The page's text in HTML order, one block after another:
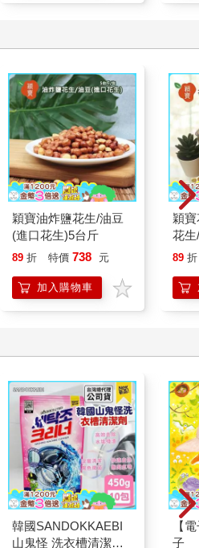
東法師打電話給我，我向方丈和
悲，告訴我，那天晚上，他會為
話給我，她是一位成功的企業家夫
。她先是對我當頭棒喝，喝罵我
，學佛都白學了。但她告訴我，今
《大孔雀明王經》。
離險境，終在過年前出院回家。
時，為他念六字大明咒，跟他
，可以自己思惟佛法，儘早解
歐念說六字大明咒了。
一隻狗，也是我的菩薩。
或坐或睡在我腳旁，不須言語的
然的信任陪伴，沒有語言的誤
緣的流轉就會不一樣了。
都對我慈悲。
最後會舌爛吐血，家人不忍見尼
樂死，不要讓尼歐受苦。
穎寶油炸鹽花生/油豆
(進口花生)5台斤
89 折 特價 738 元
加入購物車
穎
花
生)-
89 折
韓國SANDOKKAEBI
山鬼怪 洗衣槽清潔劑
【
子